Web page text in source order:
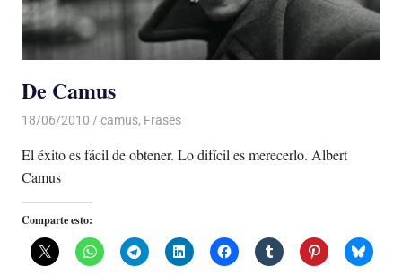
De Camus
18/06/2010 Luis Castellanos
camus, Frases
El éxito es fácil de obtener. Lo difícil es merecerlo. Albert
Camus
Comparte esto: